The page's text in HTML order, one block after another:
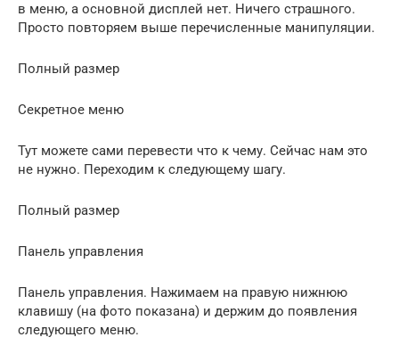
в меню, а основной дисплей нет. Ничего страшного.
Просто повторяем выше перечисленные манипуляции.
Полный размер
Секретное меню
Тут можете сами перевести что к чему. Сейчас нам это
не нужно. Переходим к следующему шагу.
Полный размер
Панель управления
Панель управления. Нажимаем на правую нижнюю
клавишу (на фото показана) и держим до появления
следующего меню.